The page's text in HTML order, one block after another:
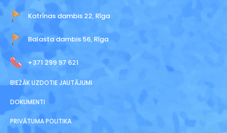
Katrīnas dambis 22, Rīga
Balasta dambis 56, Rīga
+371 299 97 621
BIEŽĀK UZDOTIE JAUTĀJUMI
DOKUMENTI
PRIVĀTUMA POLITIKA